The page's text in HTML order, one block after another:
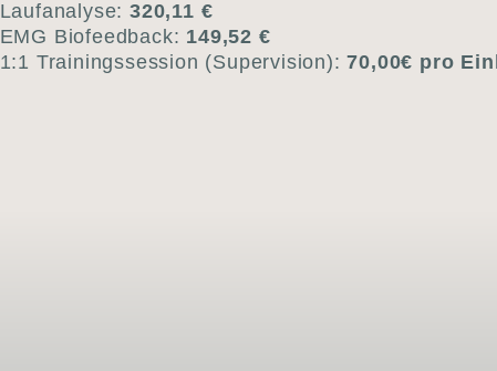
Lauf­ana­ly­se: 320,11 €
EMG Bio­feed­back: 149,52 €
1:1 Trai­nings­ses­si­on (Super­vi­si­on):70,00€ pro